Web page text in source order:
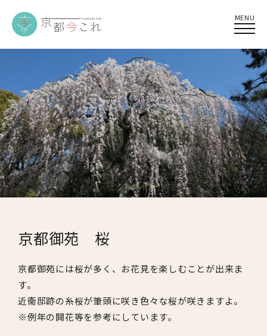
MENU
京都御苑 桜
京都御苑には桜が多く、お花見を楽しむことが出来ま
す。
近衞邸跡の糸桜が筆頭に咲き色々な桜が咲きますよ。
※例年の開花等を参考にしています。